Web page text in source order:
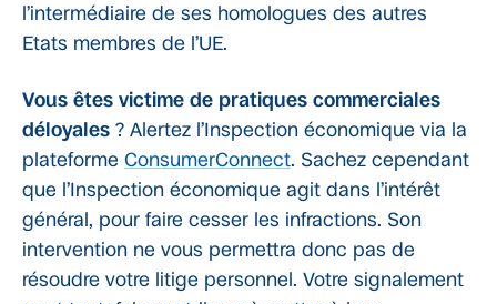
l’intermédiaire de ses homologues des autres
Etats membres de l’UE.
Vous êtes victime de pratiques commerciales
déloyales ? Alertez l’Inspection économique via la
plateforme ConsumerConnect. Sachez cependant
que l’Inspection économique agit dans l’intérêt
général, pour faire cesser les infractions. Son
intervention ne vous permettra donc pas de
résoudre votre litige personnel. Votre signalement